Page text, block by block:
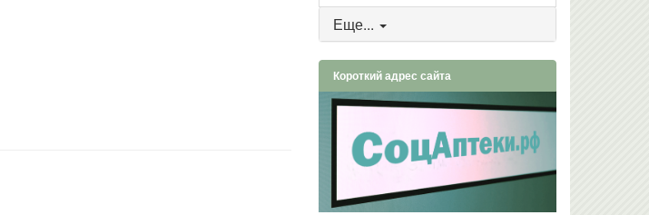
Еще...
Короткий адрес сайта